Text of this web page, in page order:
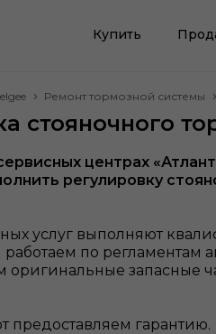
Купить
Ремонт тормозной системы
стояночного
центрах
регулировку
услуг выполняют
по регламентам
оригинальные запасные
предоставляем гарантию.